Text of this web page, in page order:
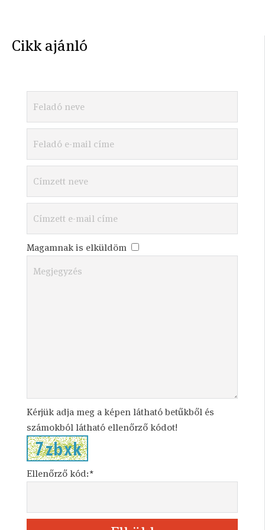
Cikk ajánló
Magamnak is elküldöm
Kérjük adja meg a képen látható betűkből és
számokból látható ellenőrző kódot!
Ellenőrző kód:*